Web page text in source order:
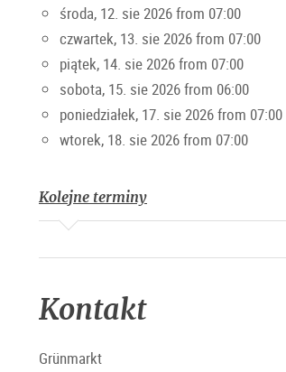
środa, 12. sie 2026 from 07:00
czwartek, 13. sie 2026 from 07:00
piątek, 14. sie 2026 from 07:00
sobota, 15. sie 2026 from 06:00
poniedziałek, 17. sie 2026 from 07:00
wtorek, 18. sie 2026 from 07:00
Kolejne terminy
Kontakt
Grünmarkt